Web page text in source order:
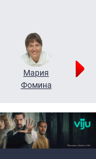
Мария
Фомина